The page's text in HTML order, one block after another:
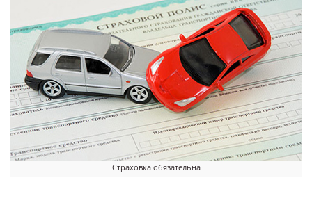
Страховка обязательна